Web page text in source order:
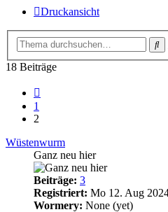
Druckansicht
18 Beiträge
1
2
Wüstenwurm
Ganz neu hier
Beiträge: 3
Registriert: Mo 12. Aug
Wormery: None (yet)